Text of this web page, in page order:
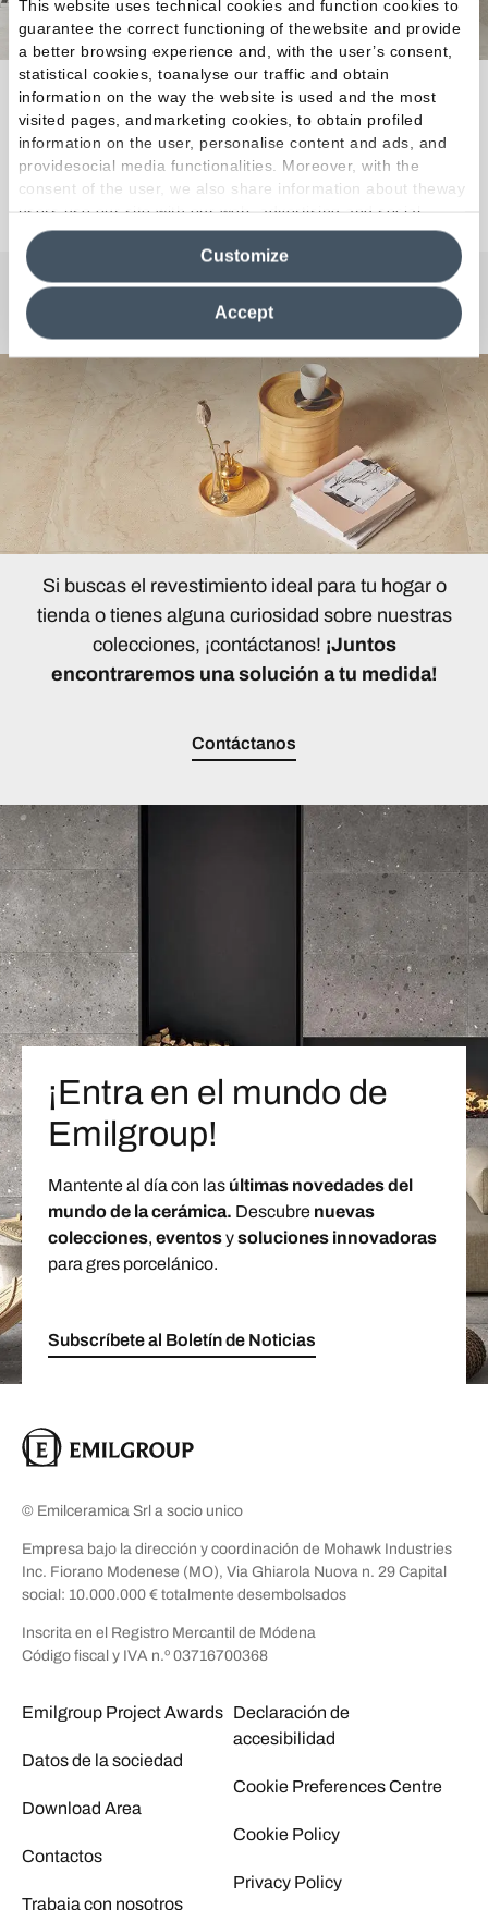
This website uses technical cookies and function cookies to
guarantee the correct functioning of thewebsite and provide
a better browsing experience and, with the user’s consent,
statistical cookies, toanalyse our traffic and obtain
information on the way the website is used and the most
visited pages, andmarketing cookies, to obtain profiled
information on the user, personalise content and ads, and
providesocial media functionalities. Moreover, with the
consent of the user, we also share information about theway
users use our site with our web, advertising and social
media analytics partners, who may combine itwith other
information in their possession. By closing this banner,
clicking on "Reject", it will be possible tocontinue browsing
the site after installing only technical cookies. For more
information see the
Cookie Policy
Accept
Customize
Estética y prestaciones se alían en un canto al
carácter matérico calizo del travertino.
Descubra la colección
¿Curiosidades o Preguntas?
Si buscas el revestimiento ideal para tu hogar o
tienda o tienes alguna curiosidad sobre nuestras
colecciones, ¡contáctanos! ¡Juntos
encontraremos una solución a tu medida!
Contáctanos
¡Entra en el mundo de
Emilgroup!
Mantente al día con las últimas novedades del
mundo de la cerámica. Descubre nuevas
colecciones, eventosysoluciones innovadoras
para gres porcelánico.
Subscríbete al Boletín de Noticias
© Emilceramica Srl a socio unico
Empresa bajo la dirección y coordinación de Mohawk Industries
Inc. Fiorano Modenese (MO), Via Ghiarola Nuova n. 29 Capital
social: 10.000.000 € totalmente desembolsados
Inscrita en el Registro Mercantil de Módena
Código fiscal y IVA n.º 03716700368
Emilgroup Project Awards
Datos de la sociedad
Download Area
Contactos
Trabaja con nosotros
Declaración de
accesibilidad
Cookie Preferences Centre
Cookie Policy
Privacy Policy